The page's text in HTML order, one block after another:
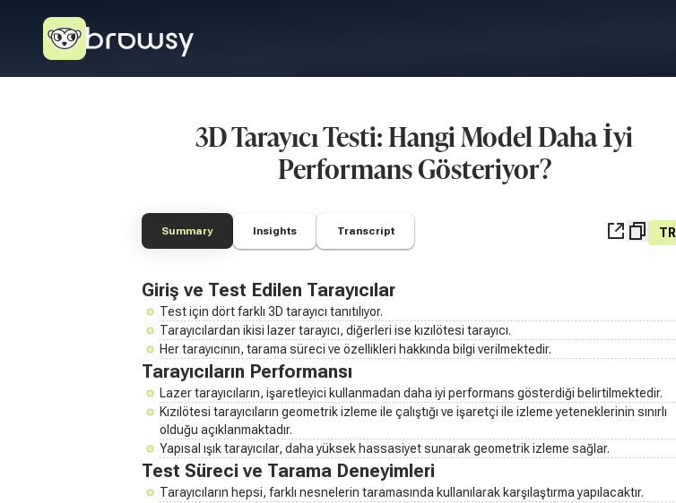
3D Tarayıcı Testi: Hangi Model Daha İyi
Performans Gösteriyor?
Summary Insights Transcript TR
Giriş ve Test Edilen Tarayıcılar
Test için dört farklı 3D tarayıcı tanıtılıyor.
Tarayıcılardan ikisi lazer tarayıcı, diğerleri ise kızılötesi tarayıcı.
Her tarayıcının, tarama süreci ve özellikleri hakkında bilgi verilmektedir.
Tarayıcıların Performansı
Lazer tarayıcıların, işaretleyici kullanmadan daha iyi performans gösterdiği belirtilmektedir.
Kızılötesi tarayıcıların geometrik izleme ile çalıştığı ve işaretçi ile izleme yeteneklerinin sınırlı
olduğu açıklanmaktadır.
Yapısal ışık tarayıcılar, daha yüksek hassasiyet sunarak geometrik izleme sağlar.
Test Süreci ve Tarama Deneyimleri
Tarayıcıların hepsi, farklı nesnelerin taramasında kullanılarak karşılaştırma yapılacaktır.